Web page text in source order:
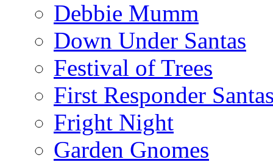
Debbie Mumm
Down Under Santas
Festival of Trees
First Responder
Fright Night
Garden Gnomes